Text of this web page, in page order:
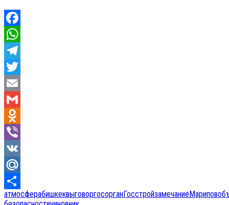
Facebook
WhatsApp
Telegram
Twitter
Email
Gmail
Odnoklassniki
Viber
VK
Mail.Ru
Отправить
атмосферабишкеквыговоргосорганГосстройзамечаниеМарипов